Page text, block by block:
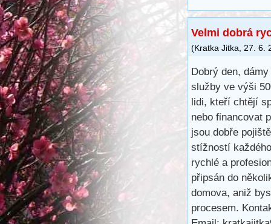
Velmi dobrá
(Kratka Jitka, 27. 6.
Dobrý den,
služby ve výši
lidi, kteří chtějí
nebo financovat
jsou dobře
stížností
rychlé a
připsán do
domova, aniž
procesem.